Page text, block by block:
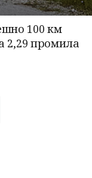
100 км
2,29 промила